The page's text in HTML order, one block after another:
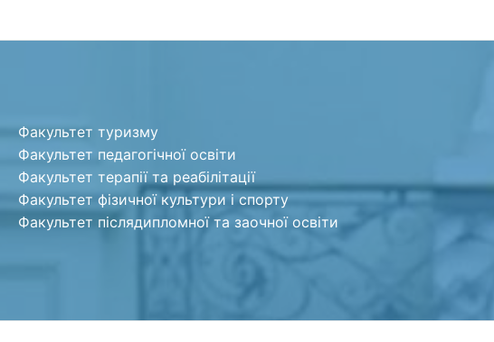
Факультет туризму
Факультет педагогічної освіти
Факультет терапії та реабілітації
Факультет фізичної культури і спорту
Факультет післядипломної та заочної освіти